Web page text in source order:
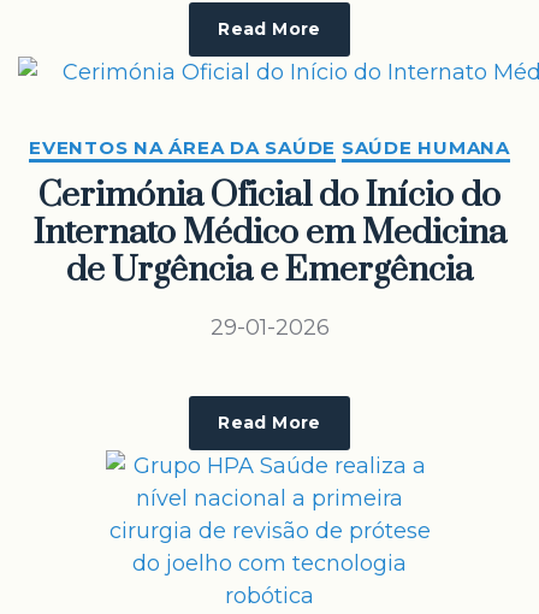
Read More
EVENTOS NA ÁREA DA SAÚDE SAÚDE HUMANA
Cerimónia Oficial do Início do
Internato Médico em Medicina
de Urgência e Emergência
29-01-2026
Read More